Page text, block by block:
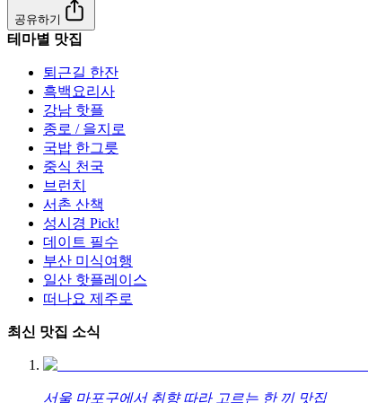
공유하기
테마별 맛집
퇴근길 한잔
흑백요리사
강남 핫플
종로 / 을지로
국밥 한그릇
중식 천국
브런치
서촌 산책
성시경 Pick!
데이트 필수
부산 미식여행
일산 핫플레이스
떠나요 제주로
최신 맛집 소식
서울 마포구에서 취향 따라 고르는 한 끼 맛집